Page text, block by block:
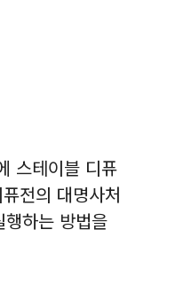
스테이블 디퓨
전의 대명사처
하는 방법을